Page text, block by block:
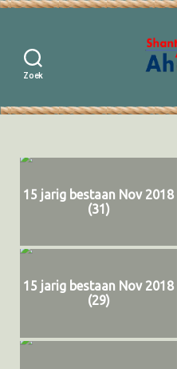
Zoek
15 jarig bestaan Nov 2018
(31)
15 jarig bestaan Nov 2018
(29)